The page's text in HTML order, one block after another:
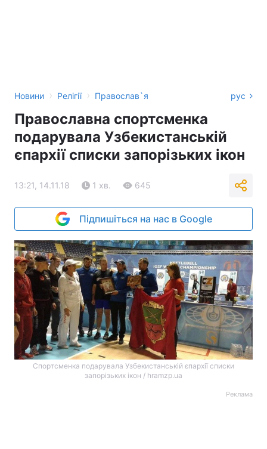
Новини › Релігії › Православ`я рус
Православна спортсменка
подарувала Узбекистанській
єпархії списки запорізьких ікон
13:21, 14.11.18 1 хв. 645
Підпишіться на нас в Google
Спортсменка подарувала Узбекистанській єпархії списки
запорізьких ікон / hramzp.ua
Реклама